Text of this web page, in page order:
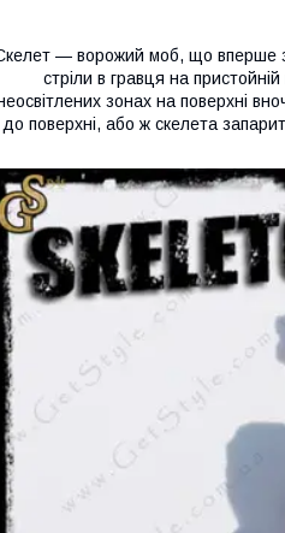
— ворожий моб, що вперше
стріли в гравця на пристойній
зонах на поверхні
до поверхні, або ж скелета